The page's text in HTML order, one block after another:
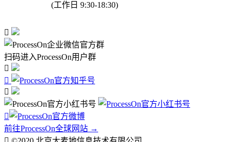
(工作日 9:30-18:30)

扫码进入ProcessOn用户群




前往ProcessOn全球网站 →